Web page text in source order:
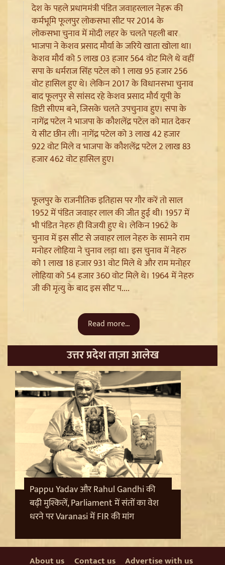
Trisha Krishnan पर टिप्पणी मामले में Udhayanidhi Stalin
Arrest, जानें चेन्नई पुलिस ने कौन सी धाराएं लगाईं
Jantar Mantar से अदालत तक: Brij Bhushan के खिलाफ
यौन उत्पीड़न मामले में Legal Battle का अंत
Sanjay Raut on Ram Mandir: 'राम के नाम पर लूट हो रही',
चढ़ावा चोरी के मुद्दे पर Shiv Sena UBT का हमला
Pappu Yadav और Rahul Gandhi की बढ़ी मुश्किलें,
Parliament में संतों का वेश धरने पर Varanasi में FIR की मांग
देश के पहले प्रधानमंत्री पंडित जवाहरलाल नेहरू की
कर्मभूमि फूलपुर लोकसभा सीट पर 2014 के
लोकसभा चुनाव में मोदी लहर के चलते पहली बार
भाजपा ने केशव प्रसाद मौर्या के जरिये खाता खोला था।
केशव मौर्य को 5 लाख 03 हजार 564 वोट मिले थे वहीं
सपा के धर्मराज सिंह पटेल को 1 लाख 95 हजार 256
वोट हासिल हुए थे। लेकिन 2017 के विधानसभा चुनाव
बाद फूलपुर से सांसद रहे केशव प्रसाद मौर्य यूपी के
डिप्टी सीएम बने, जिसके चलते उपचुनाव हुए। सपा के
नागेंद्र पटेल ने भाजपा के कौशलेंद्र पटेल को मात देकर
ये सीट छीन ली। नागेंद्र पटेल को 3 लाख 42 हजार
922 वोट मिले व भाजपा के कौशलेंद्र पटेल 2 लाख 83
हजार 462 वोट हासिल हुए।
फूलपुर के राजनीतिक इतिहास पर गौर करें तो साल
1952 में पंडित जवाहर लाल की जीत हुई थी। 1957 में
भी पंडित नेहरु ही विजयी हुए थे। लेकिन 1962 के
चुनाव में इस सीट से जवाहर लाल नेहरु के सामने राम
मनोहर लोहिया ने चुनाव लड़ा था। इस चुनाव में नेहरु
को 1 लाख 18 हजार 931 वोट मिले थे और राम मनोहर
लोहिया को 54 हजार 360 वोट मिले थे। 1964 में नेहरु
जी की मृत्यु के बाद इस सीट प....
Read more...
उत्तर प्रदेश ताज़ा आलेख
Pappu Yadav और Rahul Gandhi की
बढ़ी मुश्किलें, Parliament में संतों का वेश
धरने पर Varanasi में FIR की मांग
About us Contact us Advertise with us